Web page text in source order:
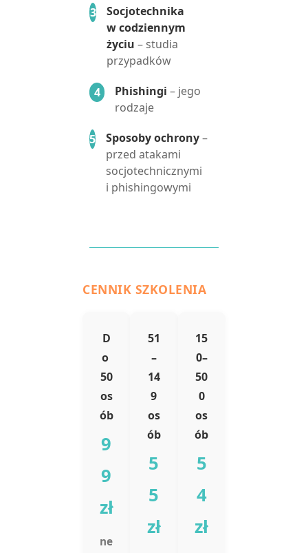
3
Socjotechnika
w codziennym
życiu – studia
przypadków
4 Phishingi – jego
rodzaje
5 Sposoby ochrony–
przed atakami
socjotechnicznymi
i phishingowymi
CENNIK SZKOLENIA
D
o
50
os
ób
9
9
zł
ne
51
–
14
9
os
ób
5
5
zł
15
0–
50
0
os
ób
5
4
zł